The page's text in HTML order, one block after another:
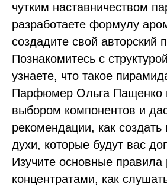
чутким наставничеством
разработаете формулу
создадите свой авторский
Познакомитесь с
узнаете, что такое
Парфюмер Ольга Пащенко
выбором компонентов и
рекомендации, как
духи, которые будут вас
Изучите основные правила
концентратами, как